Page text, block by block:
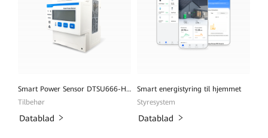
Smart Power Sensor DTSU666-H 100A
Tilbehør
Datablad
Smart energistyring til hjemmet
Styresystem
Datablad